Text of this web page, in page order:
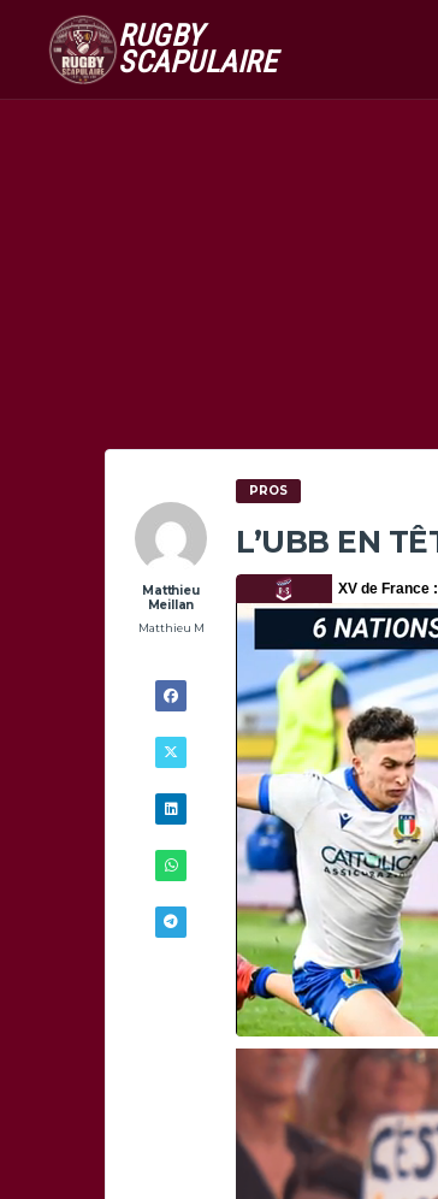
RUGBY
SCAPULAIRE
Matthieu
Meillan
Matthieu M
PROS
L’UBB EN